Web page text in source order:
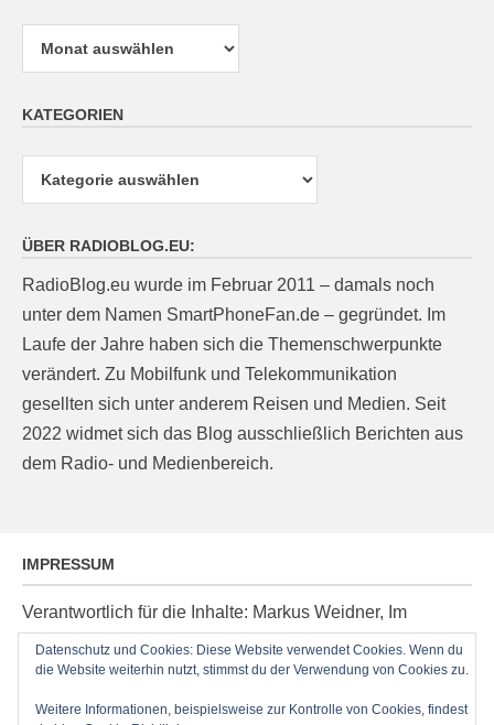
Archiv
KATEGORIEN
ÜBER RADIOBLOG.EU:
RadioBlog.eu wurde im Februar 2011 – damals noch
unter dem Namen SmartPhoneFan.de – gegründet. Im
Laufe der Jahre haben sich die Themenschwerpunkte
verändert. Zu Mobilfunk und Telekommunikation
gesellten sich unter anderem Reisen und Medien. Seit
2022 widmet sich das Blog ausschließlich Berichten aus
dem Radio- und Medienbereich.
IMPRESSUM
Verantwortlich für die Inhalte: Markus Weidner, Im
Ziegelacker 20, D-63599 Biebergemünd, E-Mail:
post@radioblog.eu
Technik und Administration: Thomas Michel
Datenschutz und Cookies: Diese Website verwendet Cookies. Wenn du
die Website weiterhin nutzt, stimmst du der Verwendung von Cookies zu.
Weitere Informationen, beispielsweise zur Kontrolle von Cookies, findest